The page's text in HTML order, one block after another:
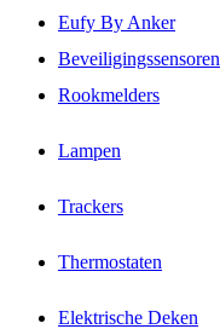
Eufy By Anker
Beveiligingssensoren
Rookmelders
Lampen
Trackers
Thermostaten
Elektrische Deken